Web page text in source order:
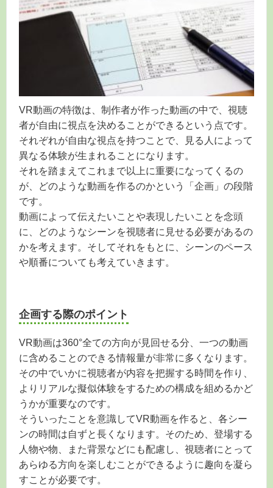
VR動画の特徴は、制作者が作った動画の中で、視聴
者が自由に視点を決めることができるという点です。
それぞれが自由な視点を持つことで、見る人によって
異なる体験が生まれることになります。
それを踏まえてこれまで以上に重要になってくるの
が、どのような動画を作るのかという「企画」の段階
です。
動画によって伝えたいことや表現したいことを念頭
に、どのようなシーンを視聴者に見せる必要があるの
かを考えます。そしてそれをもとに、シーンのペース
や順番についても考えていきます。
企画する際のポイント
VR動画は360°全ての方向が見回せる分、一つの動画
に含めることのできる情報量が非常に多くなります。
その中でいかに視聴者が内容を把握する時間を作り、
よりリアルな擬似体験をするための構成を組めるかど
うかが重要なのです。
そういったことを意識してVR動画を作ると、各シー
ンの時間は自ずと長くなります。そのため、登場する
人物や物、また背景などにも配慮し、視聴者にとって
あらゆる方向を楽しむことができるように趣向を凝ら
すことが必要です。